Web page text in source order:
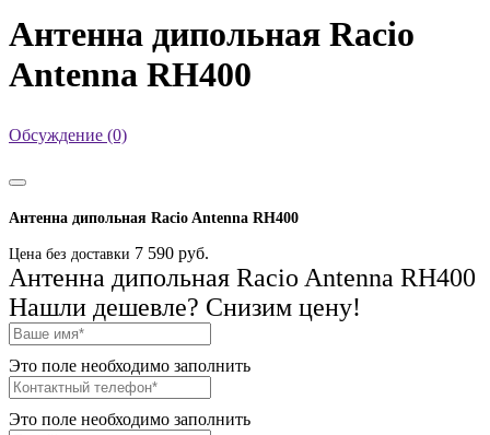
Антенна дипольная Racio
Antenna RH400
Обсуждение (0)
Антенна дипольная Racio Antenna RH400
Цена без доставки 7 590 руб.
Антенна дипольная Racio Antenna RH400
Нашли дешевле? Снизим цену!
Это поле необходимо заполнить
Это поле необходимо заполнить